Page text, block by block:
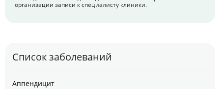
организации записи к специалисту клиники.
Список заболеваний
Аппендицит